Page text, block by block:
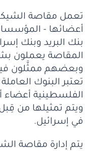
تعمل مقاصة
أعضائها -
بنك البريد وبنك
المقاصة يعملون
وبعضهم ممثَّلون
تعتبر البنوك
الفلسطينية أعضاء
ويتم تمثيلها من
في إسرائيل.
يتم إدارة مقاصة